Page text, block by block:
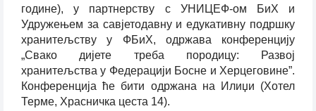
године), у партнерству с УНИЦЕФ-ом БиХ и
Удружењем за савјетодавну и едукативну подршку
хранитељству у ФБиХ, одржава конференцију
„Свако дијете треба породицу: Развој
хранитељства у Федерацији Босне и Херцеговине”.
Конференција ће бити одржана на Илиџи (Хотел
Терме, Храсничка цеста 14).